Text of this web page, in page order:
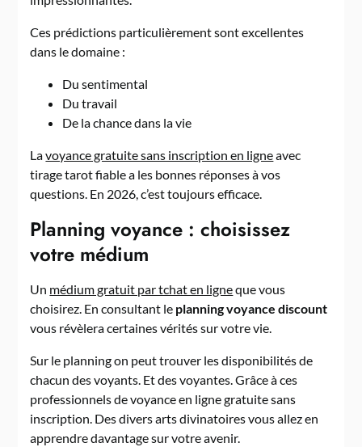
Ces prédictions particulièrement sont excellentes
dans le domaine :
Du sentimental
Du travail
De la chance dans la vie
Lavoyance gratuite sans inscription en ligneavec
tirage tarot fiable a les bonnes réponses à vos
questions. En 2026, c’est toujours efficace.
Planning voyance : choisissez
votre médium
Un médium gratuit par tchat en ligneque vous
choisirez. En consultant le planning voyance discount
vous révèlera certaines vérités sur votre vie.
Sur le planning on peut trouver les disponibilités de
chacun des voyants. Et des voyantes. Grâce à ces
professionnels de voyance en ligne gratuite sans
inscription. Des divers arts divinatoires vous allez en
apprendre davantage sur votre avenir.